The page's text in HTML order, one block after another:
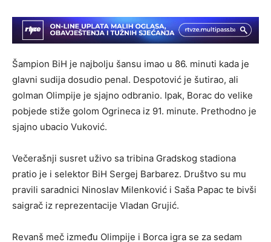
Šampion BiH je najbolju šansu imao u 86. minuti kada je
glavni sudija dosudio penal. Despotović je šutirao, ali
golman Olimpije je sjajno odbranio. Ipak, Borac do velike
pobjede stiže golom Ogrineca iz 91. minute. Prethodno je
sjajno ubacio Vuković.
Večerašnji susret uživo sa tribina Gradskog stadiona
pratio je i selektor BiH Sergej Barbarez. Društvo su mu
pravili saradnici Ninoslav Milenković i Saša Papac te bivši
saigrač iz reprezentacije Vladan Grujić.
Revanš meč između Olimpije i Borca igra se za sedam